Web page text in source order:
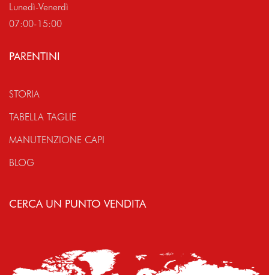
Lunedì-Venerdì
07:00-15:00
PARENTINI
STORIA
TABELLA TAGLIE
MANUTENZIONE CAPI
BLOG
CERCA UN PUNTO VENDITA